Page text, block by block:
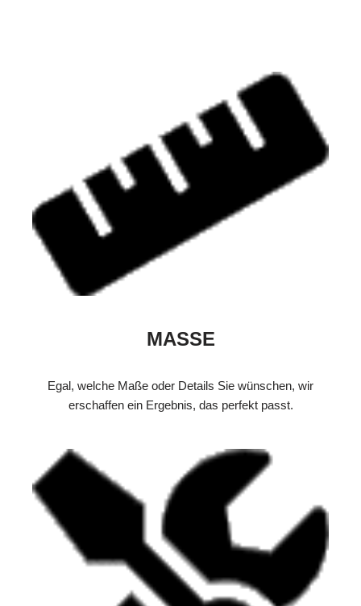
MASSE
Egal, welche Maße oder Details Sie wünschen, wir
erschaffen ein Ergebnis, das perfekt passt.